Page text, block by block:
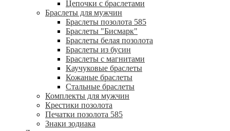
Цепочки с браслетами
Браслеты для мужчин
Браслеты позолота 585
Браслеты "Бисмарк"
Браслеты белая позолота
Браслеты из бусин
Браслеты с магнитами
Каучуковые браслеты
Кожаные браслеты
Стальные браслеты
Комплекты для мужчин
Крестики позолота
Печатки позолота 585
Знаки зодиака